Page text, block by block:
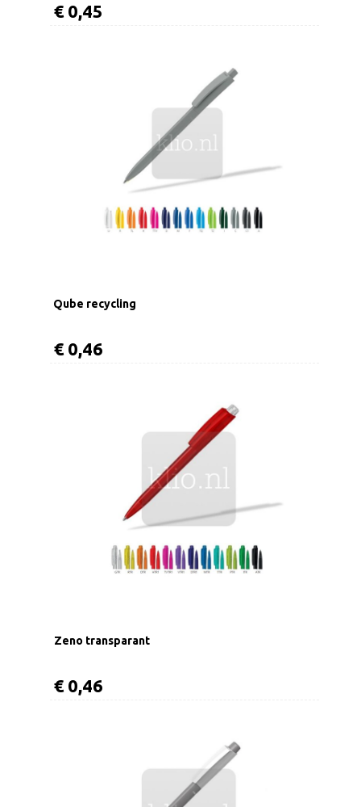
€ 0,45
Qube recycling
€ 0,46
Zeno transparant
€ 0,46